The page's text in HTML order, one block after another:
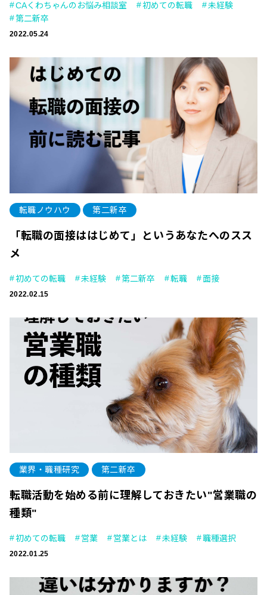
CAくわちゃんのお悩み相談室 初めての転職
未経験
第二新卒
2022.05.24
転職ノウハウ 第二新卒
「転職の面接ははじめて」というあなたへのスス
メ
初めての転職 未経験 第二新卒 転職 面接
2022.02.15
業界・職種研究 第二新卒
転職活動を始める前に理解しておきたい"営業職の
種類"
初めての転職 営業 営業とは 未経験 職種選択
2022.01.25